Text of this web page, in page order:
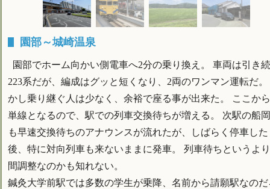
園部～城崎温泉
園部でホーム向かい側電車へ2分の乗り換え。 車両は引き
223系だが、編成はグッと短くなり、2両のワンマン運転だ。
かし乗り継ぐ人は少なく、余裕で座る事が出来た。 ここか
単線となるので、駅での列車交換待ちが増える。 次駅の船
も早速交換待ちのアナウンスが流れたが、しばらく停車した
後、特に対向列車も来ないままに発車。 列車待ちというよ
間調整なのかも知れない。
鍼灸大学前駅では多数の学生が乗降、名前から請願駅なのだ